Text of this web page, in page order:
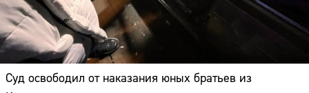
Суд освободил от наказания юных братьев из